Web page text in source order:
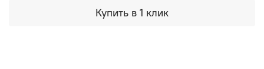
Купить в 1 клик